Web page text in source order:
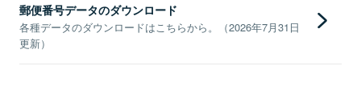
郵便番号データのダウンロード
各種データのダウンロードはこちらから。（2026年7月31日
更新）